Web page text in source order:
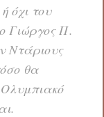
όχι του
Γιώργος Π.
Ντάριους
θα
Ολυμπιακό